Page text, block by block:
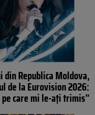
Republica Moldova,
de la Eurovision 2026:
care mi le-ați trimis”